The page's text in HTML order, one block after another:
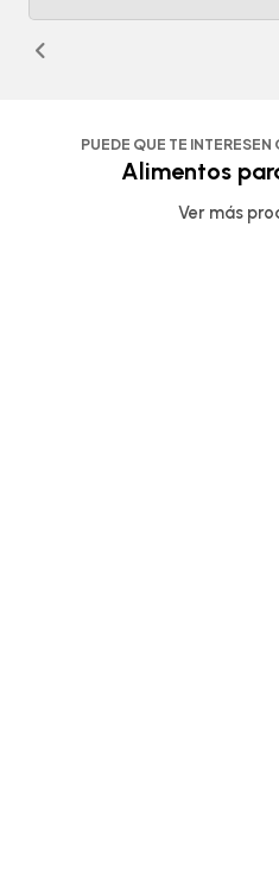
PUEDE QUE TE
Alimentos
Ver más